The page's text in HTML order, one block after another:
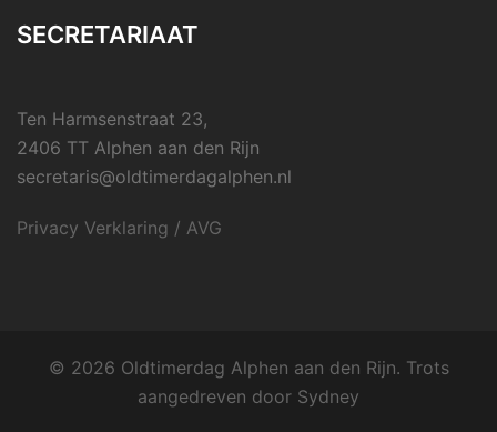
SECRETARIAAT
Ten Harmsenstraat 23,
2406 TT Alphen aan den Rijn
secretaris@oldtimerdagalphen.nl
Privacy Verklaring / AVG
© 2026 Oldtimerdag Alphen aan den Rijn. Trots
aangedreven door Sydney